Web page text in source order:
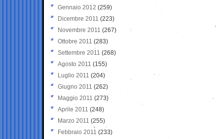
Gennaio 2012 (259)
Dicembre 2011 (223)
Novembre 2011 (267)
Ottobre 2011 (283)
Settembre 2011 (268)
Agosto 2011 (155)
Luglio 2011 (204)
Giugno 2011 (262)
Maggio 2011 (273)
Aprile 2011 (248)
Marzo 2011 (255)
Febbraio 2011 (233)